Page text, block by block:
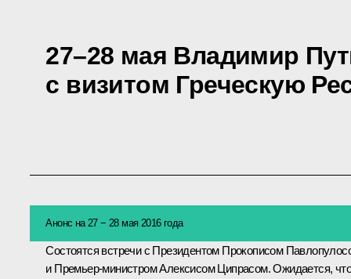
27–28 мая Владимир
с визитом Греческую
Анонс на 27 − 28 мая 2016 года
Состоятся встречи с Президентом Прокописом
и Премьер-министром Алексисом Ципрасом. Ожидается, что